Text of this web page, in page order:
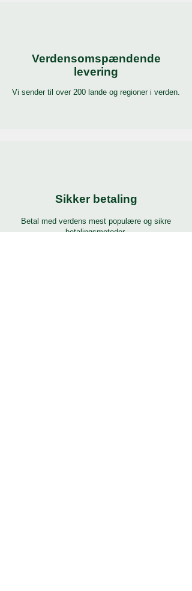
Verdensomspændende
levering
Vi sender til over 200 lande og regioner i verden.
Sikker betaling
Betal med verdens mest populære og sikre
betalingsmetoder.